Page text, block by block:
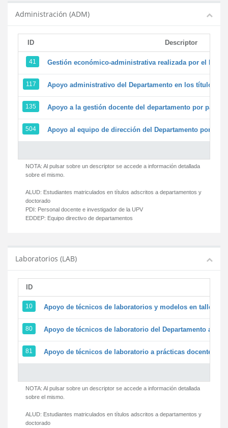
Administración (ADM)
ID Descriptor
41 Gestión económico-administrativa realizada por el
117 Apoyo administrativo del Departamento en los títulos de
135 Apoyo a la gestión docente del departamento por parte
504 Apoyo al equipo de dirección del Departamento por
NOTA: Al pulsar sobre un descriptor se accede a información detallada
sobre el mismo.
ALUD: Estudiantes matriculados en títulos adscritos a departamentos y
doctorado
PDI: Personal docente e investigador de la UPV
EDDEP: Equipo directivo de departamentos
Laboratorios (LAB)
ID
10 Apoyo de técnicos de laboratorios y modelos en
80 Apoyo de técnicos de laboratorio del Departamento a la
81 Apoyo de técnicos de laboratorio a prácticas docentes y
NOTA: Al pulsar sobre un descriptor se accede a información detallada
sobre el mismo.
ALUD: Estudiantes matriculados en títulos adscritos a departamentos y
doctorado